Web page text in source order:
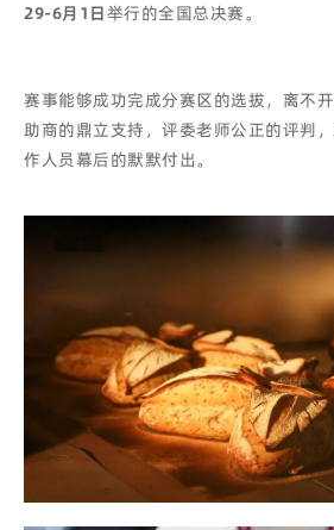
29-6月1日举行的全国总决赛。
赛事能够成功完成分赛区的选拔，离不
助商的鼎立支持，评委老师公正的评判
作人员幕后的默默付出。